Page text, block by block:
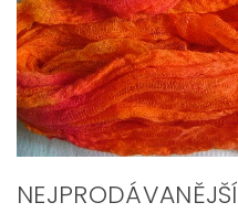
NEJPRODÁVANĚJŠÍ